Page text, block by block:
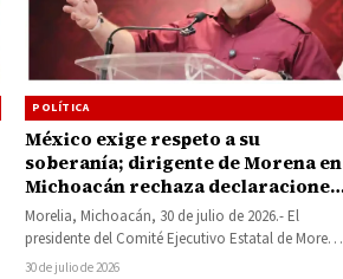
POLÍTICA
México exige respeto a su
soberanía; dirigente de Morena en
Michoacán rechaza declaraciones
de asesor estadounidense
Morelia, Michoacán, 30 de julio de 2026.- El
presidente del Comité Ejecutivo Estatal de Morena
en Michoacán, Jesús Mora, respaldó…
30 de julio de 2026